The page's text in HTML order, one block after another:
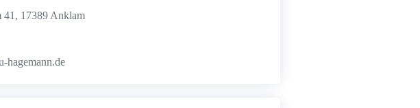
41, 17389 Anklam
hagemann.de